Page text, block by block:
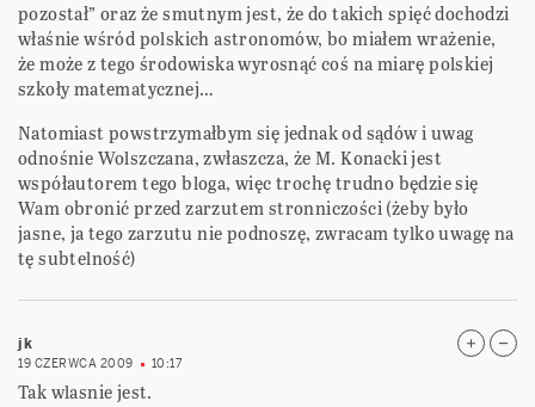
pozostał” oraz że smutnym jest, że do takich spięć dochodzi
właśnie wśród polskich astronomów, bo miałem wrażenie,
że może z tego środowiska wyrosnąć coś na miarę polskiej
szkoły matematycznej…
Natomiast powstrzymałbym się jednak od sądów i uwag
odnośnie Wolszczana, zwłaszcza, że M. Konacki jest
współautorem tego bloga, więc trochę trudno będzie się
Wam obronić przed zarzutem stronniczości (żeby było
jasne, ja tego zarzutu nie podnoszę, zwracam tylko uwagę na
tę subtelność)
jk
19 CZERWCA 2009 10:17
Tak wlasnie jest.